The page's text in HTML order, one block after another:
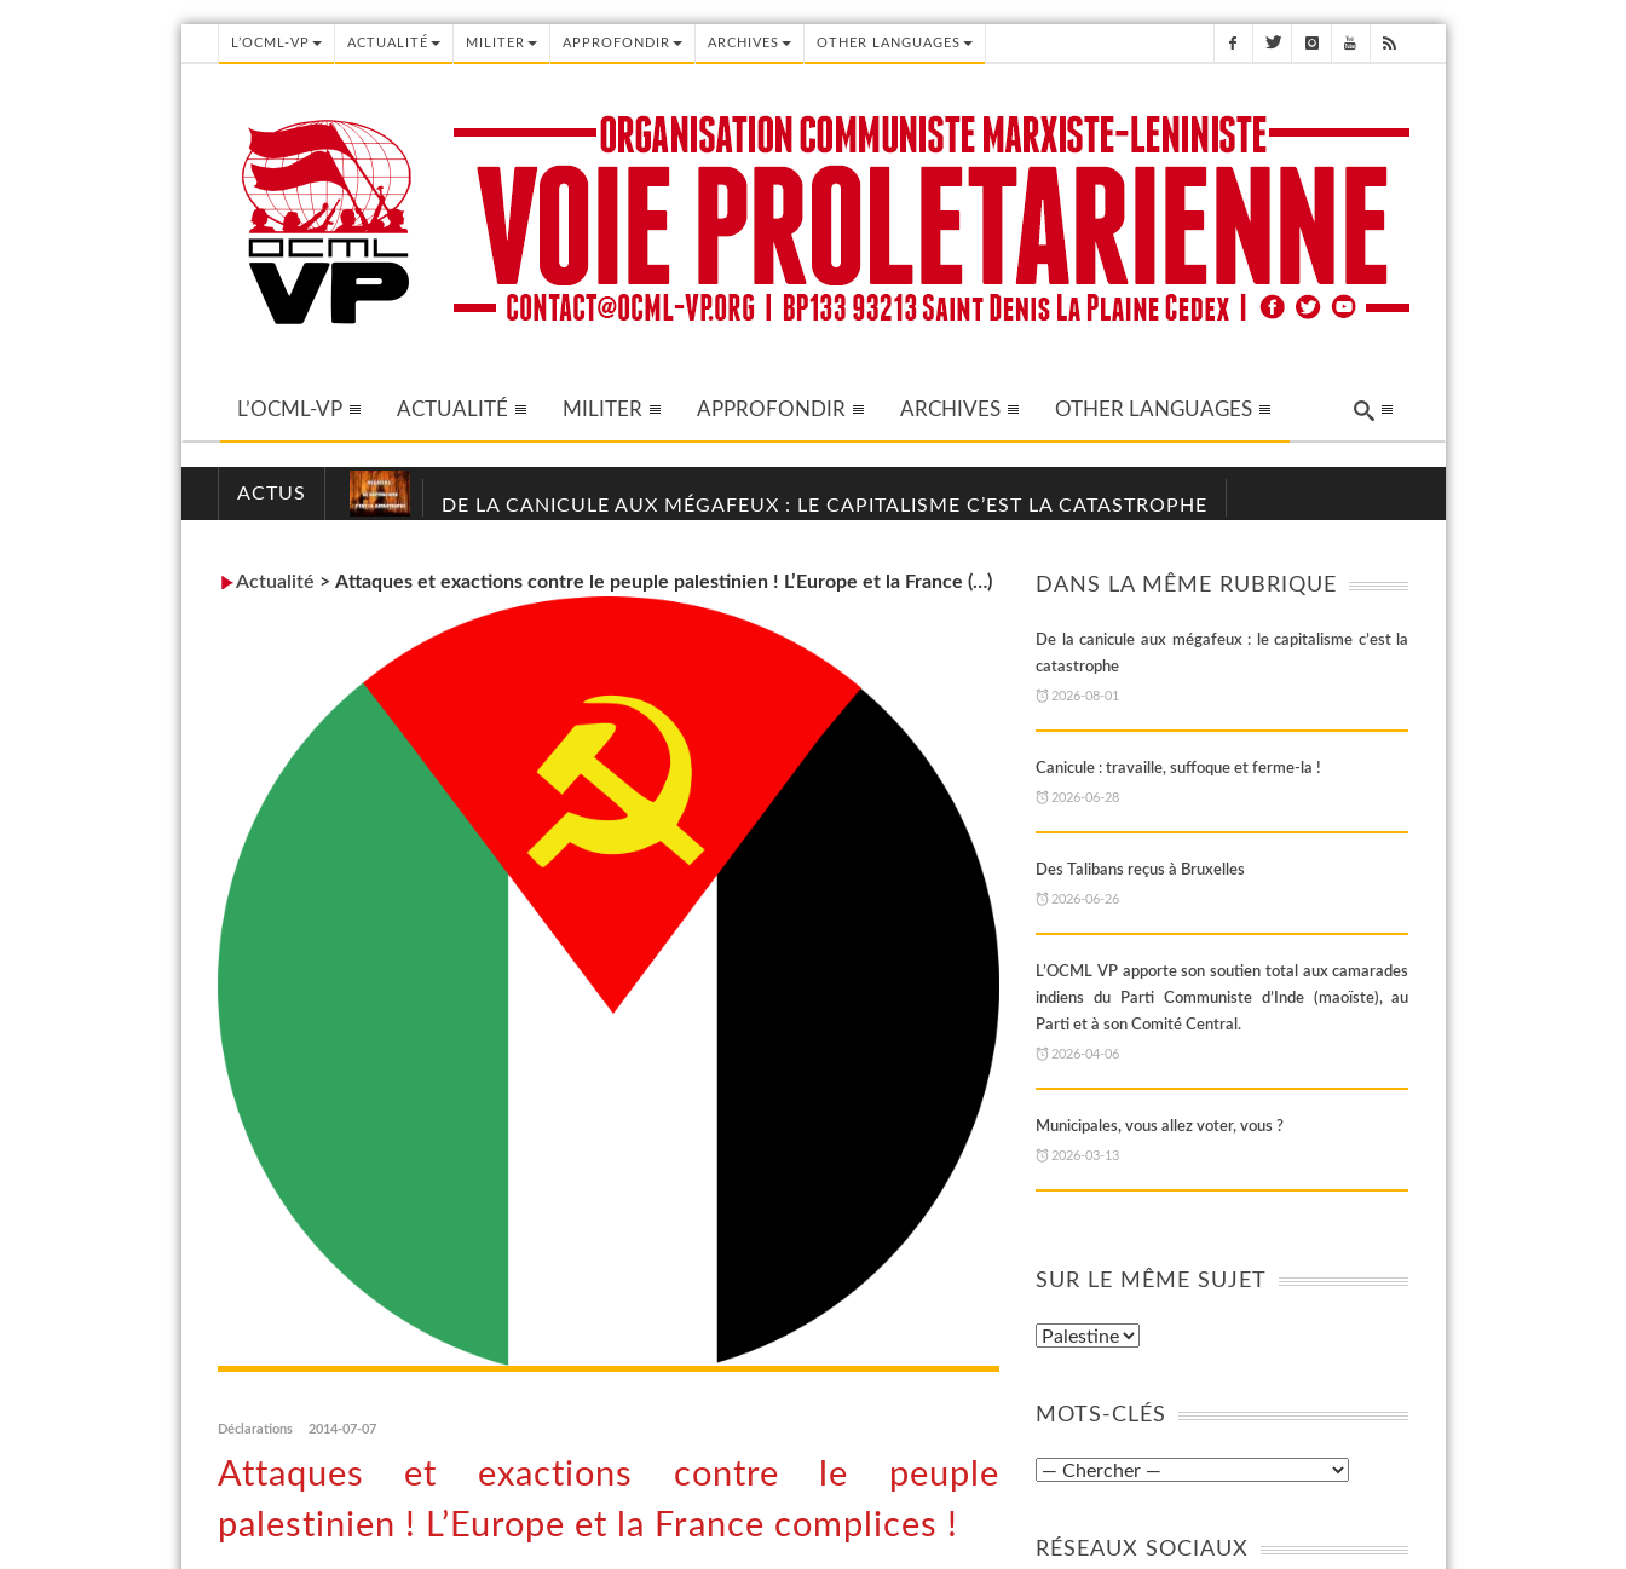
L’OCML-VP ACTUALITÉ MILITER APPROFONDIR ARCHIVES OTHER LANGUAGES
L’OCML-VP ACTUALITÉ MILITER APPROFONDIR ARCHIVES OTHER LANGUAGES
ACTUS
DE LA CANICULE AUX MÉGAFEUX : LE CAPITALISME C’EST LA CATASTROPHE
Actualité > Attaques et exactions contre le peuple palestinien ! L’Europe et la France (…)
Déclarations 2014-07-07
Attaques et exactions contre le peuple
palestinien ! L’Europe et la France complices !
DANS LA MÊME RUBRIQUE
De la canicule aux mégafeux : le capitalisme c’est la
catastrophe
2026-08-01
Canicule : travaille, suffoque et ferme-la !
2026-06-28
Des Talibans reçus à Bruxelles
2026-06-26
L’OCML VP apporte son soutien total aux camarades
indiens du Parti Communiste d’Inde (maoïste), au
Parti et à son Comité Central.
2026-04-06
Municipales, vous allez voter, vous ?
2026-03-13
SUR LE MÊME SUJET
MOTS-CLÉS
RÉSEAUX SOCIAUX